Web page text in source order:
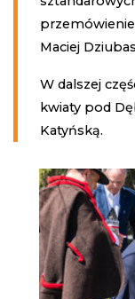
Maciej
W dalszej
kwiaty pod
Katyńską.